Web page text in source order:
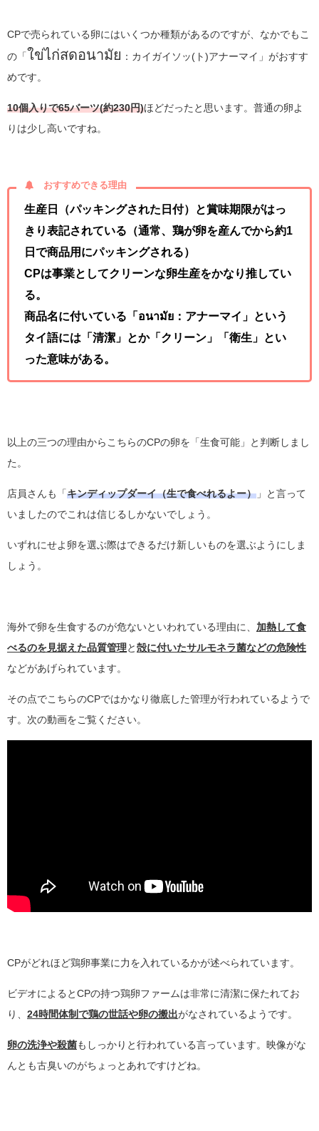
CPで売られている卵にはいくつか種類があるのですが、なかでもこ
の 「 ใข่ไก่สดอนามัย ：カイガイソッ(ト)アナーマイ」 がおすす
めです。
10個入りで65バーツ(約230円)ほどだったと思います。普通の卵よ
りは少し高いですね。
おすすめできる理由
生産日（パッキングされた日付）と賞味期限がはっ
きり表記されている（通常、鶏が卵を産んでから約1
日で商品用にパッキングされる）
CPは事業としてクリーンな卵生産をかなり推してい
る。
商品名に付いている 「อนามัย：アナーマイ」
という
タイ語には 「清潔」 とか「クリーン」「衛生」
とい
った意味がある。
以上の三つの理由からこちらのCPの卵を「生食可能」と判断しまし
た。
店員さんも「 キンディップダーイ（生で食べれるよー） 」と言って
いましたのでこれは信じるしかないでしょう。
いずれにせよ卵を選ぶ際はできるだけ新しいものを選ぶようにしま
しょう。
海外で卵を生食するのが危ないといわれている理由に、 加熱して食
べるのを見据えた品質管理と 殻に付いたサルモネラ菌などの危険性
などがあげられています。
その点でこちらのCPではかなり徹底した管理が行われているようで
す。次の動画をご覧ください。
CPがどれほど鶏卵事業に力を入れているかが述べられています。
ビデオによるとCPの持つ鶏卵ファームは非常に清潔に保たれてお
り、 24時間体制で鶏の世話や卵の搬出がなされているようです。
卵の洗浄や殺菌もしっかりと行われている言っています。映像がな
んとも古臭いのがちょっとあれですけどね。